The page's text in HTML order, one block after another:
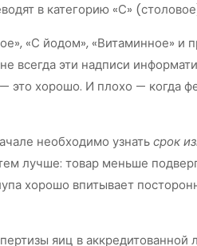
в категорию «С»
«С йодом», «Витаминное» и
всегда эти надписи
это хорошо. И плохо — когда
необходимо узнатьсрок
лучше: товар меньше
хорошо впитывает
яиц в аккредитованной